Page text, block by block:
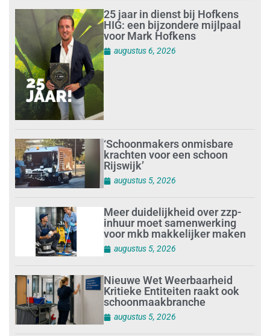
25 jaar in dienst bij Hofkens
HIG: een bijzondere mijlpaal
voor Mark Hofkens
augustus 6, 2026
‘Schoonmakers onmisbare
krachten voor een schoon
Rijswijk’
augustus 5, 2026
Meer duidelijkheid over zzp-
inhuur moet samenwerking
voor mkb makkelijker maken
augustus 5, 2026
Nieuwe Wet Weerbaarheid
Kritieke Entiteiten raakt ook
schoonmaakbranche
augustus 5, 2026